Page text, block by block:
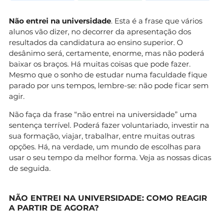
Não entrei na universidade. Esta é a frase que vários
alunos vão dizer, no decorrer da apresentação dos
resultados da candidatura ao ensino superior. O
desânimo será, certamente, enorme, mas não poderá
baixar os braços. Há muitas coisas que pode fazer.
Mesmo que o sonho de estudar numa faculdade fique
parado por uns tempos, lembre-se: não pode ficar sem
agir.
Não faça da frase “não entrei na universidade” uma
sentença terrível. Poderá fazer voluntariado, investir na
sua formação, viajar, trabalhar, entre muitas outras
opções. Há, na verdade, um mundo de escolhas para
usar o seu tempo da melhor forma. Veja as nossas dicas
de seguida.
NÃO ENTREI NA UNIVERSIDADE: COMO REAGIR
A PARTIR DE AGORA?